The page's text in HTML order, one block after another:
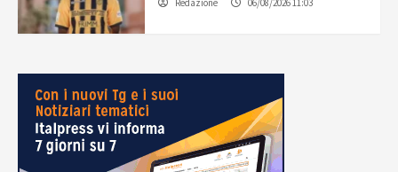
Redazione 06/08/2026 11:03